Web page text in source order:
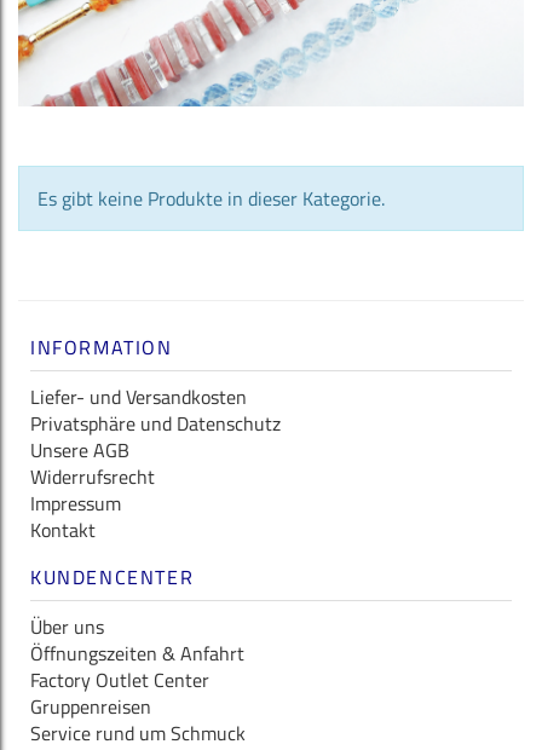
Es gibt keine Produkte in dieser Kategorie.
INFORMATION
Liefer- und Versandkosten
Privatsphäre und Datenschutz
Unsere AGB
Widerrufsrecht
Impressum
Kontakt
KUNDENCENTER
Über uns
Öffnungszeiten & Anfahrt
Factory Outlet Center
Gruppenreisen
Service rund um Schmuck